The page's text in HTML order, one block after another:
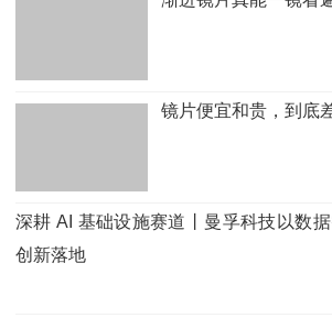
镜片便宜和贵，到底
深耕 AI 基础设施赛道丨曼孚科技以数
创新落地